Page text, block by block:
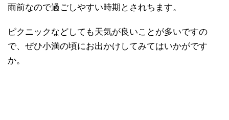
雨前なので過ごしやすい時期とされちます。
ピクニックなどしても天気が良いことが多いですの
で、ぜひ小満の頃にお出かけしてみてはいかがです
か。